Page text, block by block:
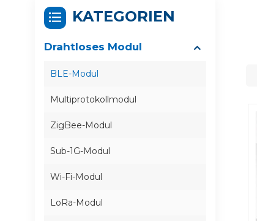
KATEGORIEN
Drahtloses Modul
BLE-Modul
Multiprotokollmodul
ZigBee-Modul
Sub-1G-Modul
Wi-Fi-Modul
LoRa-Modul